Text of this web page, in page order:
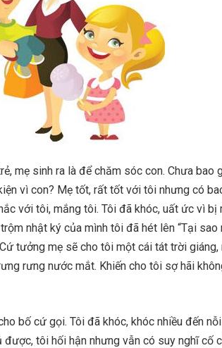
mẹ sinh ra là để chăm sóc con. Chưa bao
vì con? Mẹ tốt, rất tốt với tôi nhưng có
với tôi, mắng tôi. Tôi đã khóc, uất ức vì
nhật ký của mình tôi đã hét lên “Tại sao
tưởng mẹ sẽ cho tôi một cái tát trời giáng,
rưng nước mắt. Khiến cho tôi sợ hãi
bố cứ gọi. Tôi đã khóc, khóc nhiều đến
tôi hối hận nhưng vẫn có suy nghĩ cố